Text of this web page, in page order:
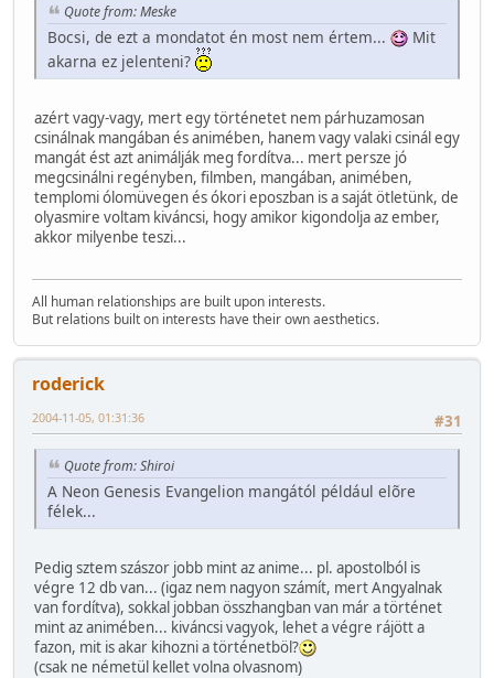
Quote from: Meske
Bocsi, de ezt a mondatot én most nem értem...
Mit
akarna ez jelenteni?
azért vagy-vagy, mert egy történetet nem párhuzamosan
csinálnak mangában és animében, hanem vagy valaki csinál egy
mangát ést azt animálják meg fordítva... mert persze jó
megcsinálni regényben, filmben, mangában, animében,
templomi ólomüvegen és ókori eposzban is a saját ötletünk, de
olyasmire voltam kiváncsi, hogy amikor kigondolja az ember,
akkor milyenbe teszi...
All human relationships are built upon interests.
But relations built on interests have their own aesthetics.
roderick
#31
2004-11-05, 01:31:36
Quote from: Shiroi
A Neon Genesis Evangelion mangától például elõre
félek...
Pedig sztem szászor jobb mint az anime... pl. apostolból is
végre 12 db van... (igaz nem nagyon számít, mert Angyalnak
van fordítva), sokkal jobban összhangban van már a történet
mint az animében... kiváncsi vagyok, lehet a végre rájött a
fazon, mit is akar kihozni a történetböl?
(csak ne németül kellet volna olvasnom)